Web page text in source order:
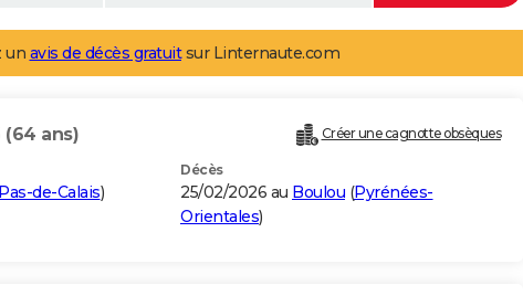
un avis de décès gratuitsur Linternaute.com
(64 ans) Créer une cagnotte obsèques
de-Calais)
Décès
25/02/2026 au Boulou (Pyrénées-
Orientales)